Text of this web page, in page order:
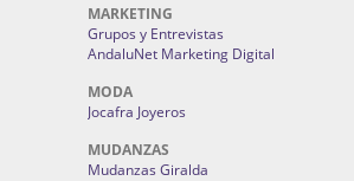
MARKETING
Grupos y Entrevistas
AndaluNet Marketing Digital
MODA
Jocafra Joyeros
MUDANZAS
Mudanzas Giralda